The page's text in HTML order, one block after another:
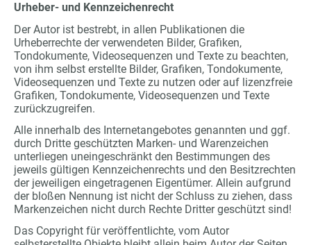
Urheber- und Kennzeichenrecht
Der Autor ist bestrebt, in allen Publikationen die
Urheberrechte der verwendeten Bilder, Grafiken,
Tondokumente, Videosequenzen und Texte zu beachten,
von ihm selbst erstellte Bilder, Grafiken, Tondokumente,
Videosequenzen und Texte zu nutzen oder auf lizenzfreie
Grafiken, Tondokumente, Videosequenzen und Texte
zurückzugreifen.
Alle innerhalb des Internetangebotes genannten und ggf.
durch Dritte geschützten Marken- und Warenzeichen
unterliegen uneingeschränkt den Bestimmungen des
jeweils gültigen Kennzeichenrechts und den Besitzrechten
der jeweiligen eingetragenen Eigentümer. Allein aufgrund
der bloßen Nennung ist nicht der Schluss zu ziehen, dass
Markenzeichen nicht durch Rechte Dritter geschützt sind!
Das Copyright für veröffentlichte, vom Autor